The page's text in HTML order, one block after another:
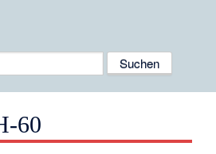
60